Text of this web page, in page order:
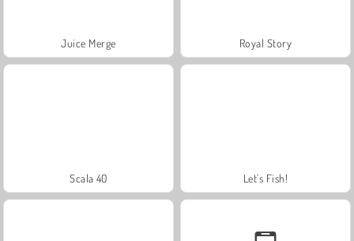
Juice Merge Royal Story
Scala 40 Let's Fish!